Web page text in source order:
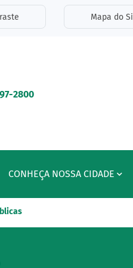
de Mapa do
2800
CONHEÇA NOSSA CIDADE